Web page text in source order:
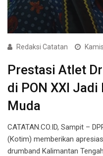
Redaksi Catatan
Prestasi Atlet
di PON XXI
Muda
CATATAN.CO.ID, Sampit –
(Kotim) memberikan
drumband Kalimantan